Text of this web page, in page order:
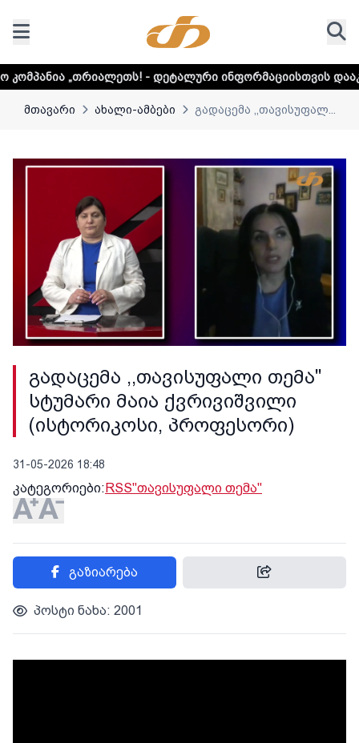
- დეტალური ინფორმაციისთვის დააკლიკეთ ლინკს
მთავარი ახალი-ამბები გადაცემა ,,თავისუფალ...
გადაცემა ,,თავისუფალი თემა"
სტუმარი მაია ქვრივიშვილი
(ისტორიკოსი, პროფესორი)
31-05-2026 18:48
კატეგორიები:RSS"თავისუფალი თემა"
გაზიარება
პოსტი ნახა: 2001